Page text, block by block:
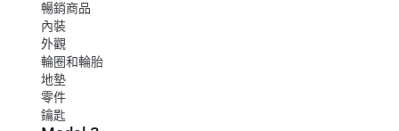
暢銷商品
內裝
外觀
輪圈和輪胎
地墊
零件
鑰匙